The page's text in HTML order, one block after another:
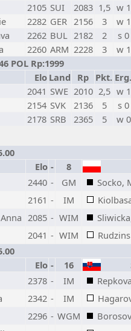
2105 SUI 2083 1,5 w 1
2282 GER 2156 3
w 1
2262 BUL 2182 2
s 0
2260 ARM 2228 3
w 1
POL Rp:1999
Elo Land Rp Pkt. Erg.
2041 SWE 2010 2,5 w 1
2154 SVK 2136 5
s 0
2178 SRB 2365 5 w 0
Elo - 8
2440 - GM
Socko,
2161 - IM
2085 - WIM
2041 - WIM
Elo - 16
2378 - IM
2342 - IM
2296 - WGM